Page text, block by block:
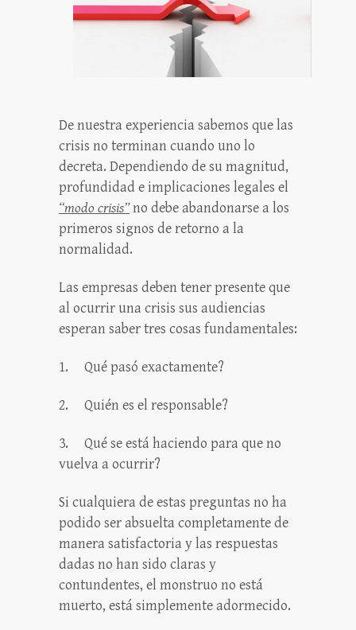
De nuestra experiencia sabemos que las
crisis no terminan cuando uno lo
decreta. Dependiendo de su magnitud,
profundidad e implicaciones legales el
“modo crisis”no debe abandonarse a los
primeros signos de retorno a la
normalidad.
Las empresas deben tener presente que
al ocurrir una crisis sus audiencias
esperan saber tres cosas fundamentales:
1. Qué pasó exactamente?
2. Quién es el responsable?
3.
Qué se está haciendo para que no
vuelva a ocurrir?
Si cualquiera de estas preguntas no ha
podido ser absuelta completamente de
manera satisfactoria y las respuestas
dadas no han sido claras y
contundentes, el monstruo no está
muerto, está simplemente adormecido.